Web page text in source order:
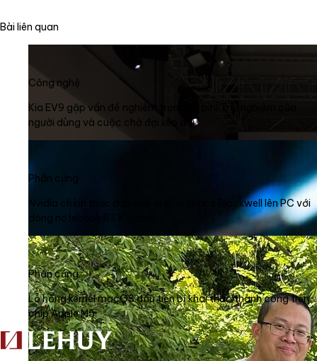
Bài liên quan
Công nghệ
Kia EV9 gặp vấn đề nghiêm trọng về pin: Trải nghiệm của
người dùng và cuộc chờ đợi kéo dài
Phần cứng
Nvidia chính thức đưa siêu vi xử lý Grace Blackwell lên PC với
dòng notebook RTX Spark
Phần cứng
Lỗ hổng kernel macOS đầu tiên bị khai thác thành công trên
chip Apple M5